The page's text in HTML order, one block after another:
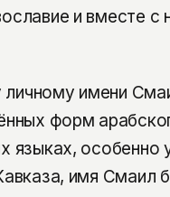
и вместе
имени
форм
языках, особенно
имя Смаил